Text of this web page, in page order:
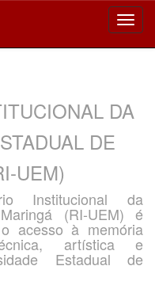
DA
DE
UEM)
Institucional da
(RI-UEM) é
acesso à memória
artística e
Estadual de